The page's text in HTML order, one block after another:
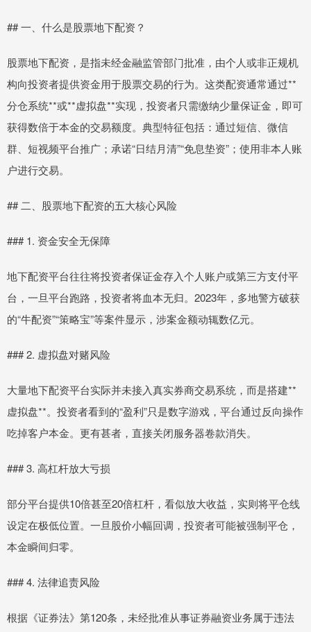
## 一、什么是股票地下配资？
股票地下配资，是指未经金融监管部门批准，由个人或非正规机
构向投资者提供资金用于股票交易的行为。这类配资通常通过**
分仓系统**或**虚拟盘**实现，投资者只需缴纳少量保证金，即可
获得数倍于本金的交易额度。典型特征包括：通过短信、微信
群、短视频平台推广；承诺“日结月清”“免息垫资”；使用非本人账
户进行交易。
## 二、股票地下配资的五大核心风险
### 1. 资金安全无保障
地下配资平台往往将投资者保证金存入个人账户或第三方支付平
台，一旦平台跑路，投资者将血本无归。2023年，多地警方破获
的“牛配资”“策略宝”等案件显示，涉案金额动辄数亿元。
### 2. 虚拟盘对赌风险
大量地下配资平台实际并未接入真实券商交易系统，而是搭建**
虚拟盘**。投资者看到的“盈利”只是数字游戏，平台通过反向操作
吃掉客户本金。更有甚者，直接关闭服务器卷款消失。
### 3. 高杠杆放大亏损
部分平台提供10倍甚至20倍杠杆，看似放大收益，实则将平仓线
设定在极低位置。一旦股价小幅回调，投资者可能被强制平仓，
本金瞬间归零。
### 4. 法律追责风险
根据《证券法》第120条，未经批准从事证券融资业务属于违法